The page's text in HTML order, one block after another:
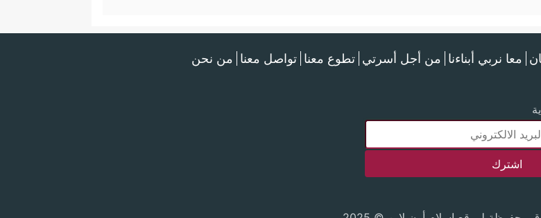
معا نربي أبناءنا من أجل أسرتي تطوع معنا تواصل معنا من نحن